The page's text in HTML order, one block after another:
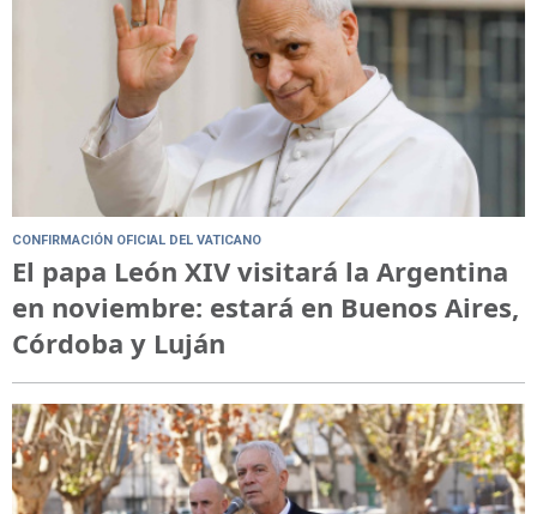
CONFIRMACIÓN OFICIAL DEL VATICANO
El papa León XIV visitará la Argentina
en noviembre: estará en Buenos Aires,
Córdoba y Luján